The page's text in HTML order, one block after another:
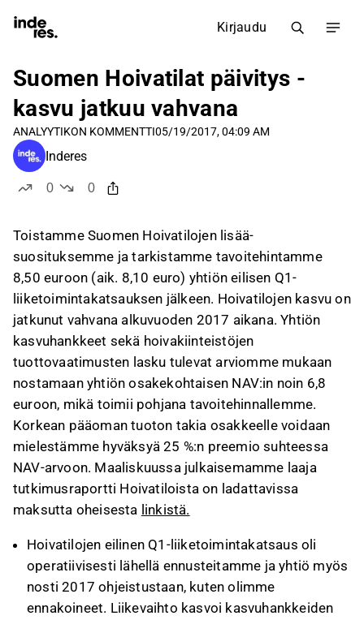
Kirjaudu
Suomen Hoivatilat päivitys -
kasvu jatkuu vahvana
ANALYYTIKON KOMMENTTI05/19/2017, 04:09 AM
Inderes
0
0
Toistamme Suomen Hoivatilojen lisää-
suosituksemme ja tarkistamme tavoitehintamme
8,50 euroon (aik. 8,10 euro) yhtiön eilisen Q1-
liiketoimintakatsauksen jälkeen. Hoivatilojen kasvu on
jatkunut vahvana alkuvuoden 2017 aikana. Yhtiön
kasvuhankkeet sekä hoivakiinteistöjen
tuottovaatimusten lasku tulevat arviomme mukaan
nostamaan yhtiön osakekohtaisen NAV:in noin 6,8
euroon, mikä toimii pohjana tavoitehinnallemme.
Korkean pääoman tuoton takia osakkeelle voidaan
mielestämme hyväksyä 25 %:n preemio suhteessa
NAV-arvoon. Maaliskuussa julkaisemamme laaja
tutkimusraportti Hoivatiloista on ladattavissa
maksutta oheisesta linkistä.
Hoivatilojen eilinen Q1-liiketoimintakatsaus oli
operatiivisesti lähellä ennusteitamme ja yhtiö myös
nosti 2017 ohjeistustaan, kuten olimme
ennakoineet. Liikevaihto kasvoi kasvuhankkeiden